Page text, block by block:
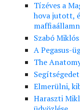
Tízéves a
hova jutott,
Szabó
A Pegasus-
The
Elmerülni,
Haraszti